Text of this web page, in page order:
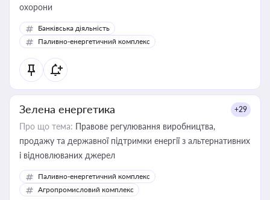
охорони
Банківська діяльність
Паливно-енергетичний комплекс
Зелена енергетика +29
Про що тема: Правове регулювання виробництва,
продажу та державної підтримки енергії з альтернативних
і відновлюваних джерел
Паливно-енергетичний комплекс
Агропромисловий комплекс